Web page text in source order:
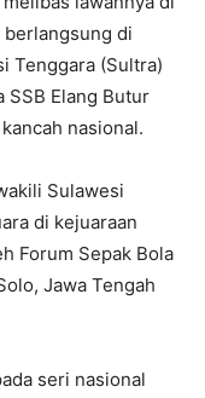
berlangsung di
Tenggara (Sultra)
SSB Elang Butur
nasional.
Sulawesi
di kejuaraan
Forum Sepak Bola
Jawa Tengah
seri nasional